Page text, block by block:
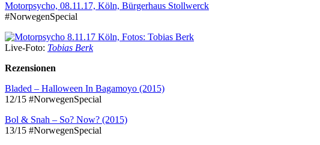
Motorpsycho, 08.11.17, Köln, Bürgerhaus Stollwerck
#NorwegenSpecial
Live-Foto: Tobias Berk
Rezensionen
Bladed – Halloween In Bagamoyo (2015)
12/15 #NorwegenSpecial
Bol & Snah – So? Now? (2015)
13/15 #NorwegenSpecial